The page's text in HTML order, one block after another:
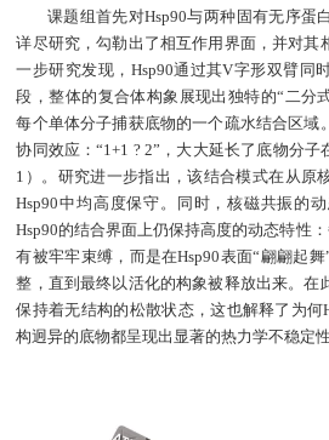
课题组首先对Hsp90与两种固有无序蛋
详尽研究，勾勒出了相互作用界面，并对其
一步研究发现，Hsp90通过其V字形双臂同
段，整体的复合体构象展现出独特的“二分
每个单体分子捕获底物的一个疏水结合区域
协同效应：“1+1 ? 2”，大大延长了底物分子
1）。研究进一步指出，该结合模式在从原
Hsp90中均高度保守。同时，核磁共振的
Hsp90的结合界面上仍保持高度的动态特性
有被牢牢束缚，而是在Hsp90表面“翩翩起
整，直到最终以活化的构象被释放出来。在
保持着无结构的松散状态，这也解释了为何
构迥异的底物都呈现出显著的热力学不稳定性